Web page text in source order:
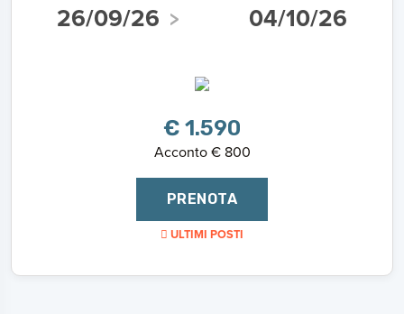
26/09/26 04/10/26
€ 1.590
Acconto € 800
PRENOTA
ULTIMI POSTI